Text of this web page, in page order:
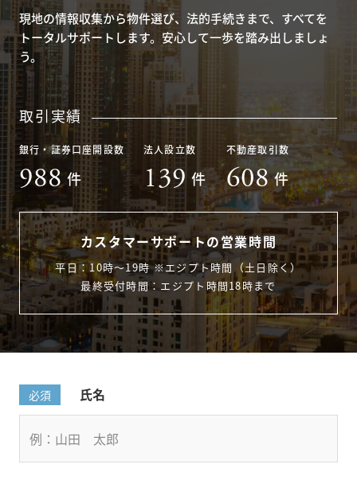
現地の情報収集から物件選び、法的手続きまで、すべてを
トータルサポートします。安心して一歩を踏み出しましょ
う。
取引実績
銀行・証券口座開設数
988 件
法人設立数
139 件
不動産取引数
608 件
カスタマーサポートの営業時間
平日：10時〜19時 ※エジプト時間（土日除く）
最終受付時間：エジプト時間18時まで
必須 氏名